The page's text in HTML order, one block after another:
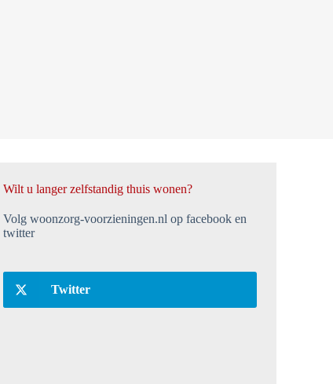
Wilt u langer zelfstandig thuis wonen?
Volg woonzorg-voorzieningen.nl op facebook en
twitter
Twitter